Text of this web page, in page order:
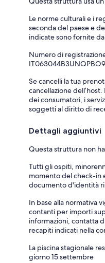
Le norme culturali e i
seconda del paese e
indicate sono fornite
Numero di
Se cancelli la tua
cancellazione
dei consumatori, i
soggetti al diritto di
Dettagli aggiuntivi
Questa struttura non
Tutti gli ospiti,
momento del check-in
documento d'identità
In base alla normativa
contanti per importi
informazioni, contatta
recapiti indicati nella
La piscina stagionale
giorno 15 settembre